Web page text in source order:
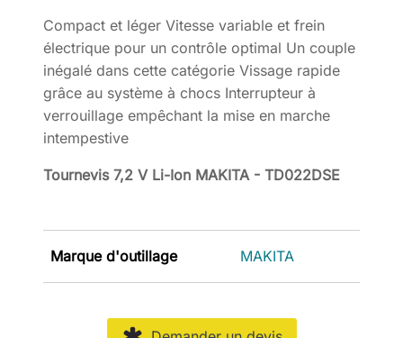
Compact et léger Vitesse variable et frein
électrique pour un contrôle optimal Un couple
inégalé dans cette catégorie Vissage rapide
grâce au système à chocs Interrupteur à
verrouillage empêchant la mise en marche
intempestive
Tournevis 7,2 V Li-Ion MAKITA - TD022DSE
Marque d'outillage MAKITA